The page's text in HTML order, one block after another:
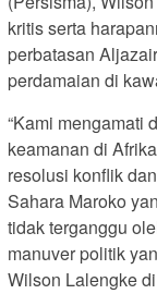
kritis serta
perbatasan
perdamaian di
“Kami mengamati
keamanan di
resolusi konflik
Sahara Maroko
tidak terganggu
manuver politik
Wilson Lalengke